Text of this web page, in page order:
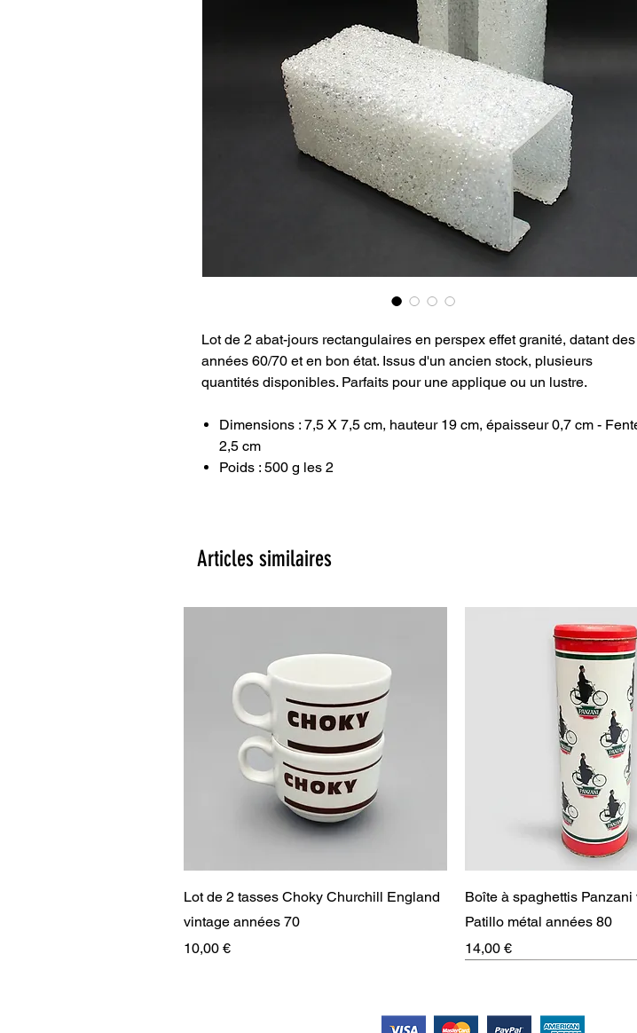
Lot de 2 abat-jours rectangulaires en perspex effet granité, datant des
années 60/70 et en bon état. Issus d'un ancien stock, plusieurs
quantités disponibles. Parfaits pour une applique ou un lustre.
Dimensions : 7,5 X 7,5 cm, hauteur 19 cm, épaisseur 0,7 cm -
2,5 cm
Poids : 500 g les 2
Articles similaires
Aperçu rapide
Lot de 2 tasses Choky Churchill England
vintage années 70
Prix
10,00 €
Aperçu rapide
Boîte à spaghettis Panzani
Patillo métal années 80
Prix
14,00 €